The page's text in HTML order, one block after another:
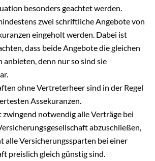
besonders geachtet werden.
zwei schriftliche Angebote von
eingeholt werden. Dabei ist
dass beide Angebote die gleichen
anbieten, denn nur so sind sie
ohne Vertreterheer sind in der Regel
Assekuranzen.
zwingend notwendig alle Verträge bei
abzuschließen,
alle Versicherungssparten bei einer
preislich gleich günstig sind.